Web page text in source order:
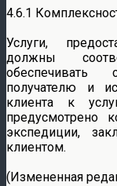
4.6.1
Услуги,
должны
обеспечивать
получателю и
клиента к
предусмотрено
экспедиции,
клиентом.
(Измененная